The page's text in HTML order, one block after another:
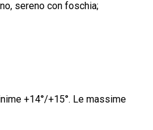
sereno con foschia;
+14°/+15°. Le massime